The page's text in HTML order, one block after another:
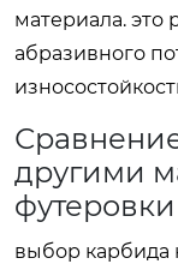
материала. это
абразивного
другими
футеровки
выбор карбида